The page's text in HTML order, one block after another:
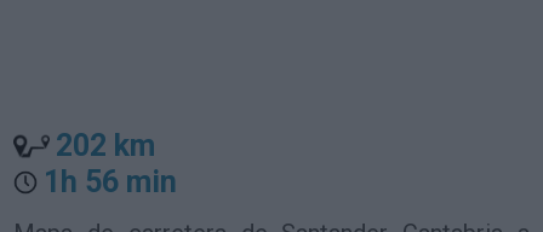
202 km
1h 56 min